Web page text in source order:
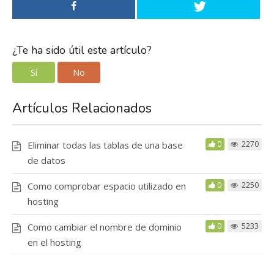
¿Te ha sido útil este artículo?
Sí No
Artículos Relacionados
Eliminar todas las tablas de una base
de datos
0 2270
Como comprobar espacio utilizado en
hosting
0 2250
Como cambiar el nombre de dominio
en el hosting
0 5233